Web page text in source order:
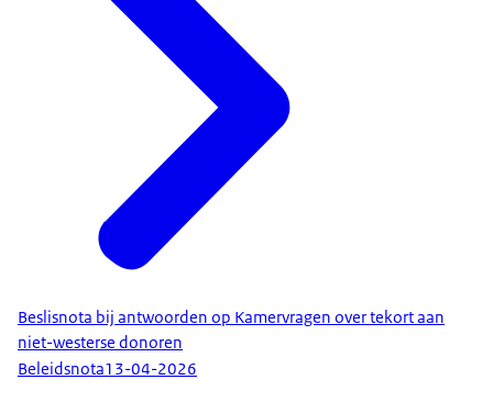
Beslisnota bij antwoorden op Kamervragen over tekort aan
niet-westerse donoren
Beleidsnota13-04-2026